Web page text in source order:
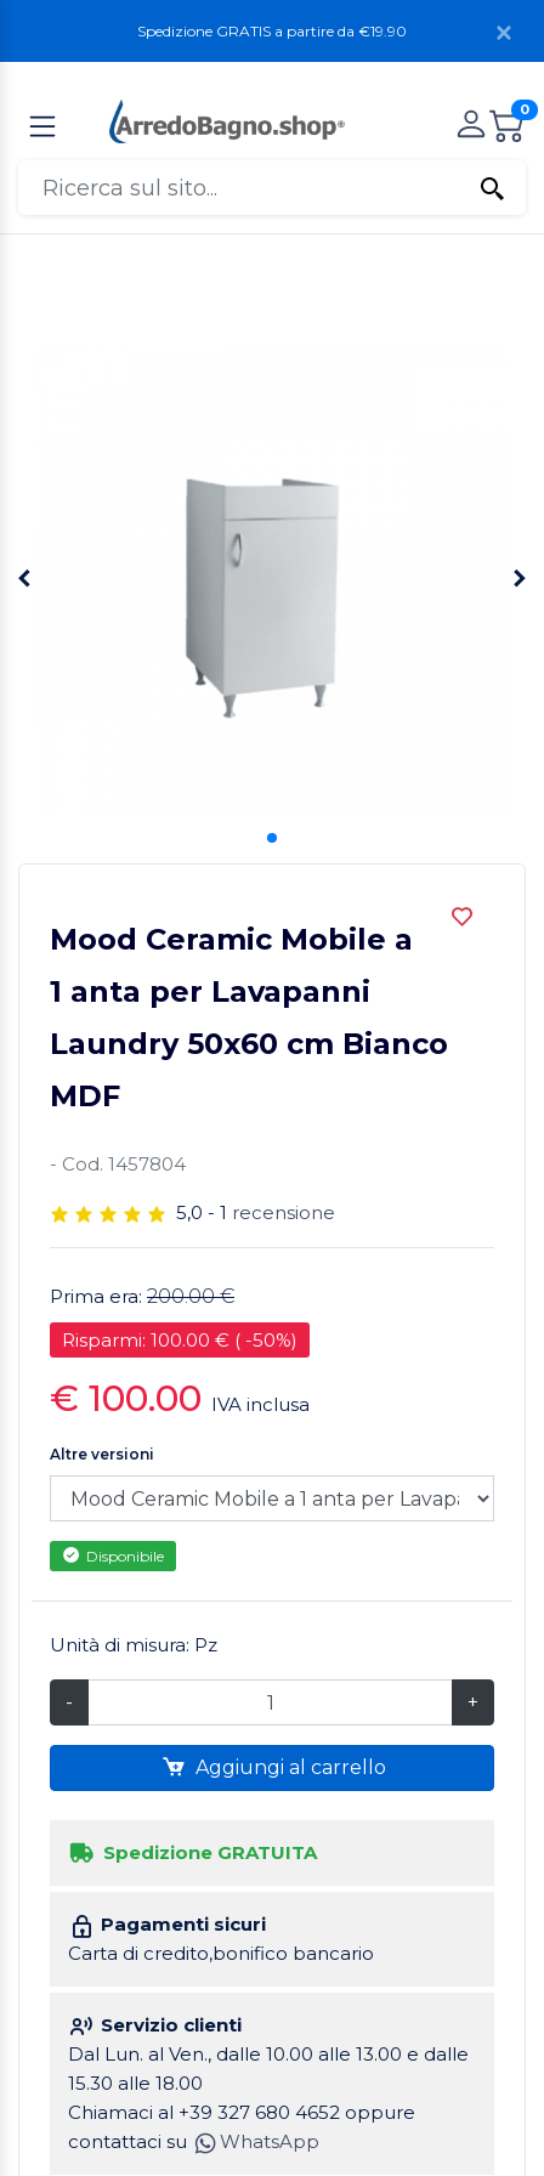
Spedizione GRATIS a partire da €19.90
0
Mood Ceramic Mobile a
1 anta per Lavapanni
Laundry 50x60 cm Bianco
MDF
- Cod. 1457804
5,0 - 1 recensione
Prima era: 200.00 €
Risparmi: 100.00 € ( -50%)
€ 100.00 IVA inclusa
Altre versioni
Disponibile
Unità di misura: Pz
- +
Aggiungi al carrello
Spedizione GRATUITA
Pagamenti sicuri
Carta di credito,bonifico bancario
Servizio clienti
Dal Lun. al Ven., dalle 10.00 alle 13.00 e dalle
15.30 alle 18.00
Chiamaci al +39 327 680 4652 oppure
contattaci su
WhatsApp